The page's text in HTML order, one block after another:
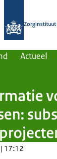
Zorginstituut
Actueel
17:12